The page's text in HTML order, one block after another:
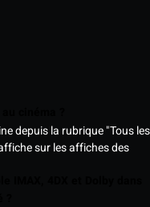
depuis la rubrique "Tous les
sur les affiches des